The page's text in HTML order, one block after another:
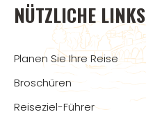
NÜTZLICHE LINKS
Planen Sie Ihre Reise
Broschüren
Reiseziel-Führer